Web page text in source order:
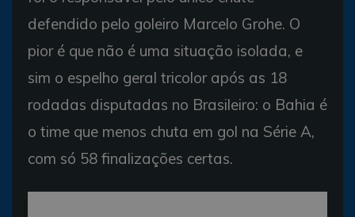
defendido pelo goleiro Marcelo Grohe. O
pior é que não é uma situação isolada, e
sim o espelho geral tricolor após as 18
rodadas disputadas no Brasileiro: o Bahia é
o time que menos chuta em gol na Série A,
com só 58 finalizações certas.